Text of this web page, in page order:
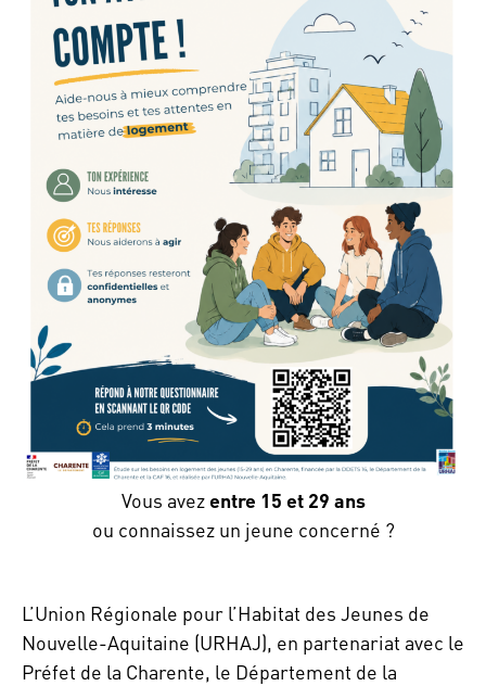
Vous avezentre 15 et 29 ans
ou connaissez un jeune concerné ?
L’Union Régionale pour l’Habitat des Jeunes de
Nouvelle-Aquitaine (URHAJ), en partenariat avec le
Préfet de la Charente, le Département de la